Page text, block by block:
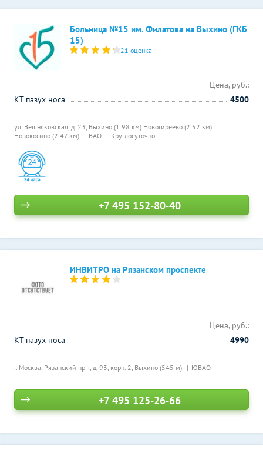
Больница №15 им. Филатова на Выхино (ГКБ
15)
21 оценка
ул. Вешняковская, д. 23, Выхино (1.98 км) Новогиреево (2.52 км)
Новокосино (2.47 км)
ВАО Круглосуточно
Цена, руб.:
КТ пазух носа
4500
+7 495 152-80-40
ИНВИТРО на Рязанском проспекте
г. Москва, Рязанский пр-т, д. 93, корп. 2, Выхино (545 м) ЮВАО
Цена, руб.:
КТ пазух носа
4990
+7 495 125-26-66